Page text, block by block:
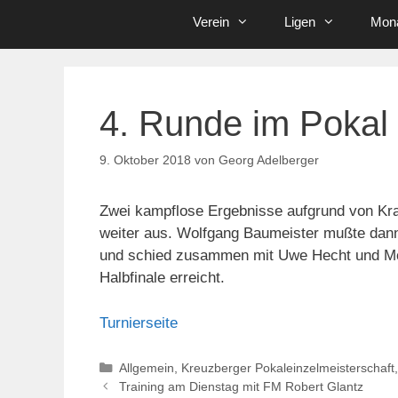
Verein Ligen
4. Runde im Pokal
9. Oktober 2018 von Georg Adelberger
Zwei kampflose Ergebnisse aufgrund von
weiter aus. Wolfgang Baumeister mußte
und schied zusammen mit Uwe Hecht und
Halbfinale erreicht.
Turnierseite
Kategorien
Allgemein, Kreuzberger Pokaleinzelmeisterschaft,
Training am Dienstag mit FM Robert Glantz